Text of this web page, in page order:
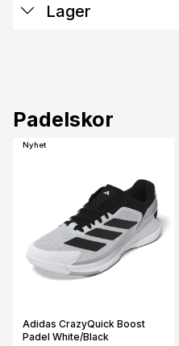
Lager
Padelskor
Nyhet
Adidas CrazyQuick Boost
Padel White/Black